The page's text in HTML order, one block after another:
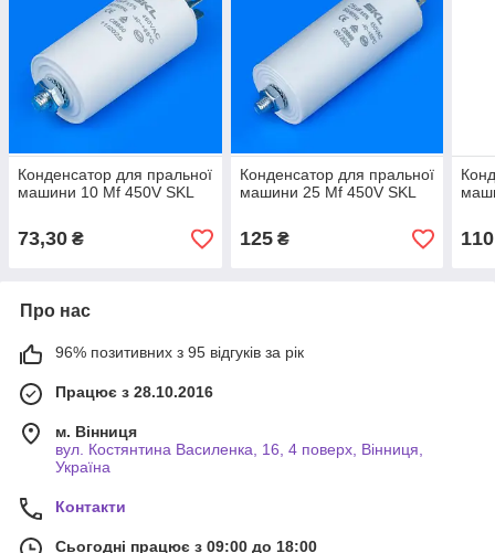
Конденсатор для пральної
машини 10 Mf 450V SKL
73,30 ₴
Конденсатор для пральної
машини 25 Mf 450V SKL
125₴ 110
Про нас
96% позитивних з 95 відгуків за рік
Працює з 28.10.2016
м. Вінниця
вул. Костянтина Василенка, 16, 4 поверх, Вінниця,
Україна
Контакти
Сьогодні працює з 09:00 до 18:00